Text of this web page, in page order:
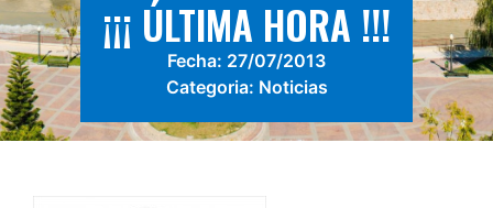
¡¡¡ ÚLTIMA HORA !!!
Fecha: 27/07/2013
Categoria: Noticias